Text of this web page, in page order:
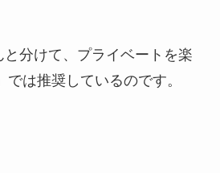
分けて、プライベートを楽
では推奨しているのです。